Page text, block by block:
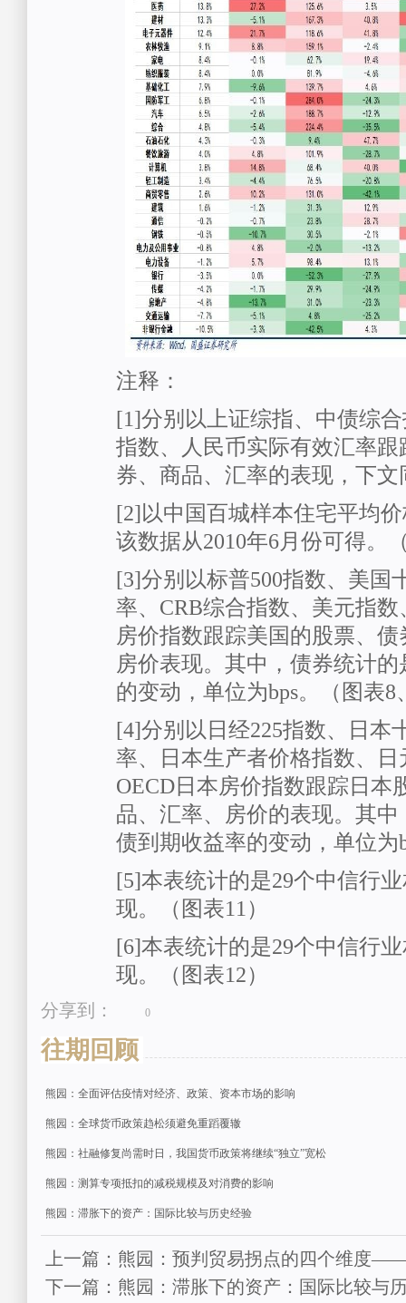
注释：
[1]分别以上证综指、中债综
指数、人民币实际有效汇率
券、商品、汇率的表现，下文
[2]以中国百城样本住宅平均
该数据从2010年6月份可得。
[3]分别以标普500指数、美国
率、CRB综合指数、美元指数
房价指数跟踪美国的股票、
房价表现。其中，债券统计
的变动，单位为bps。（图表8
[4]分别以日经225指数、日本
率、日本生产者价格指数、
OECD日本房价指数跟踪日本
品、汇率、房价的表现。其
债到期收益率的变动，单位为
[5]本表统计的是29个中信行
现。（图表11）
[6]本表统计的是29个中信行
现。（图表12）
分享到： 0
往期回顾
熊园：全面评估疫情对经济、政策、资本市场的影响
熊园：全球货币政策趋松须避免重蹈覆辙
熊园：社融修复尚需时日，我国货币政策将继续“独立”宽松
熊园：测算专项抵扣的减税规模及对消费的影响
熊园：滞胀下的资产：国际比较与历史经验
上一篇：熊园：预判贸易拐点的四个维度
下一篇：熊园：滞胀下的资产：国际比较与